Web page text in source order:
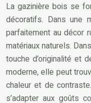
La gazinière bois se
décoratifs. Dans une
parfaitement au décor
matériaux naturels.
touche d’originalité et
moderne, elle peut
chaleur et de
s’adapter aux goûts